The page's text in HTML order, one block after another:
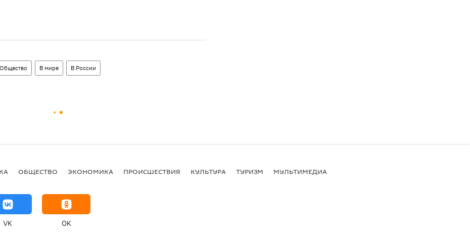
Общество В мире В России
ОБЩЕСТВО ЭКОНОМИКА ПРОИСШЕСТВИЯ КУЛЬТУРА ТУРИЗМ МУЛЬТИМЕДИА
VK OK